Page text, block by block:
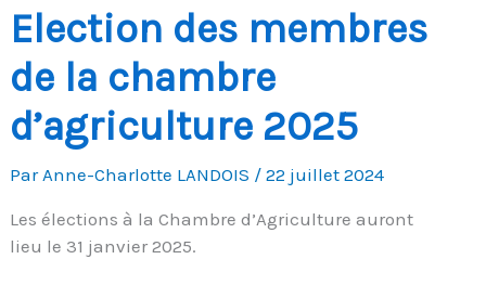
Election des membres
de la chambre
d’agriculture 2025
ParAnne-Charlotte LANDOIS /22 juillet 2024
Les élections à la Chambre d’Agriculture auront
lieu le 31 janvier 2025.